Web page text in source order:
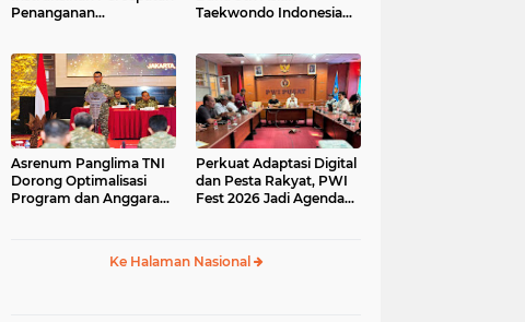
Penanganan
BBM
Taekwondo Indonesia
Asrenum Panglima TNI
Dorong Optimalisasi
Program dan Anggaran
Perkuat Adaptasi Digital
dan Pesta Rakyat, PWI
Fest 2026 Jadi Agenda
Ke Halaman Nasional